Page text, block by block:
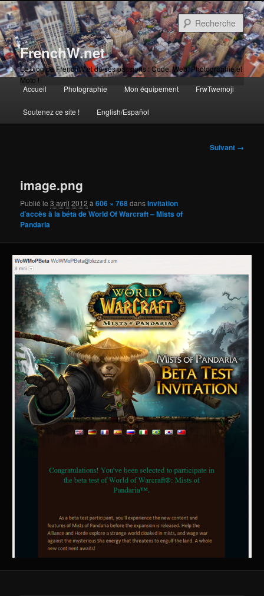
Aller
au
contenu
principalFrenchW.net
Le blog de FrenchW et de ses passions : Code, Web, Photographie et
Moto !
principal
Aller
au
Accueil Photographie Mon équipement FrwTwemoji
Soutenez ce site ! English/Español
Suivant →
image.png
Publié le3 avril 2012 à606 × 768dansInvitation
d’accès à la béta de World Of Warcraft – Mists of
Pandaria